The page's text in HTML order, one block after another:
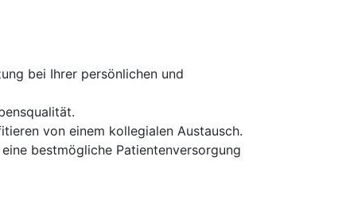
bei Ihrer persönlichen und
von einem kollegialen Austausch.
bestmögliche Patientenversorgung